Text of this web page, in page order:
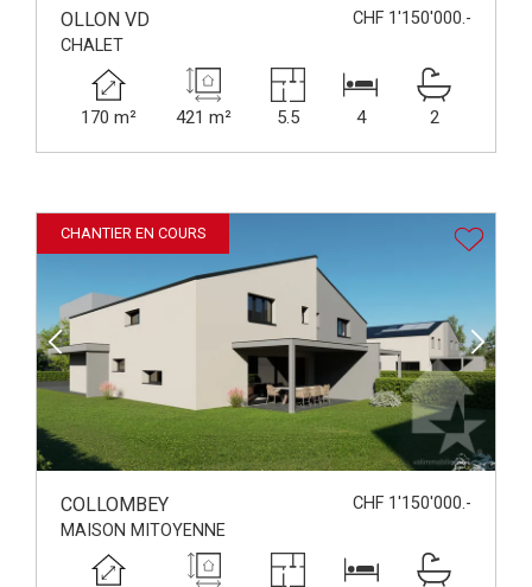
OLLON VD
CHF 1'150'000.-
CHALET
170 m² 421 m² 5.5 4 2
CHANTIER EN COURS
COLLOMBEY
CHF 1'150'000.-
MAISON MITOYENNE